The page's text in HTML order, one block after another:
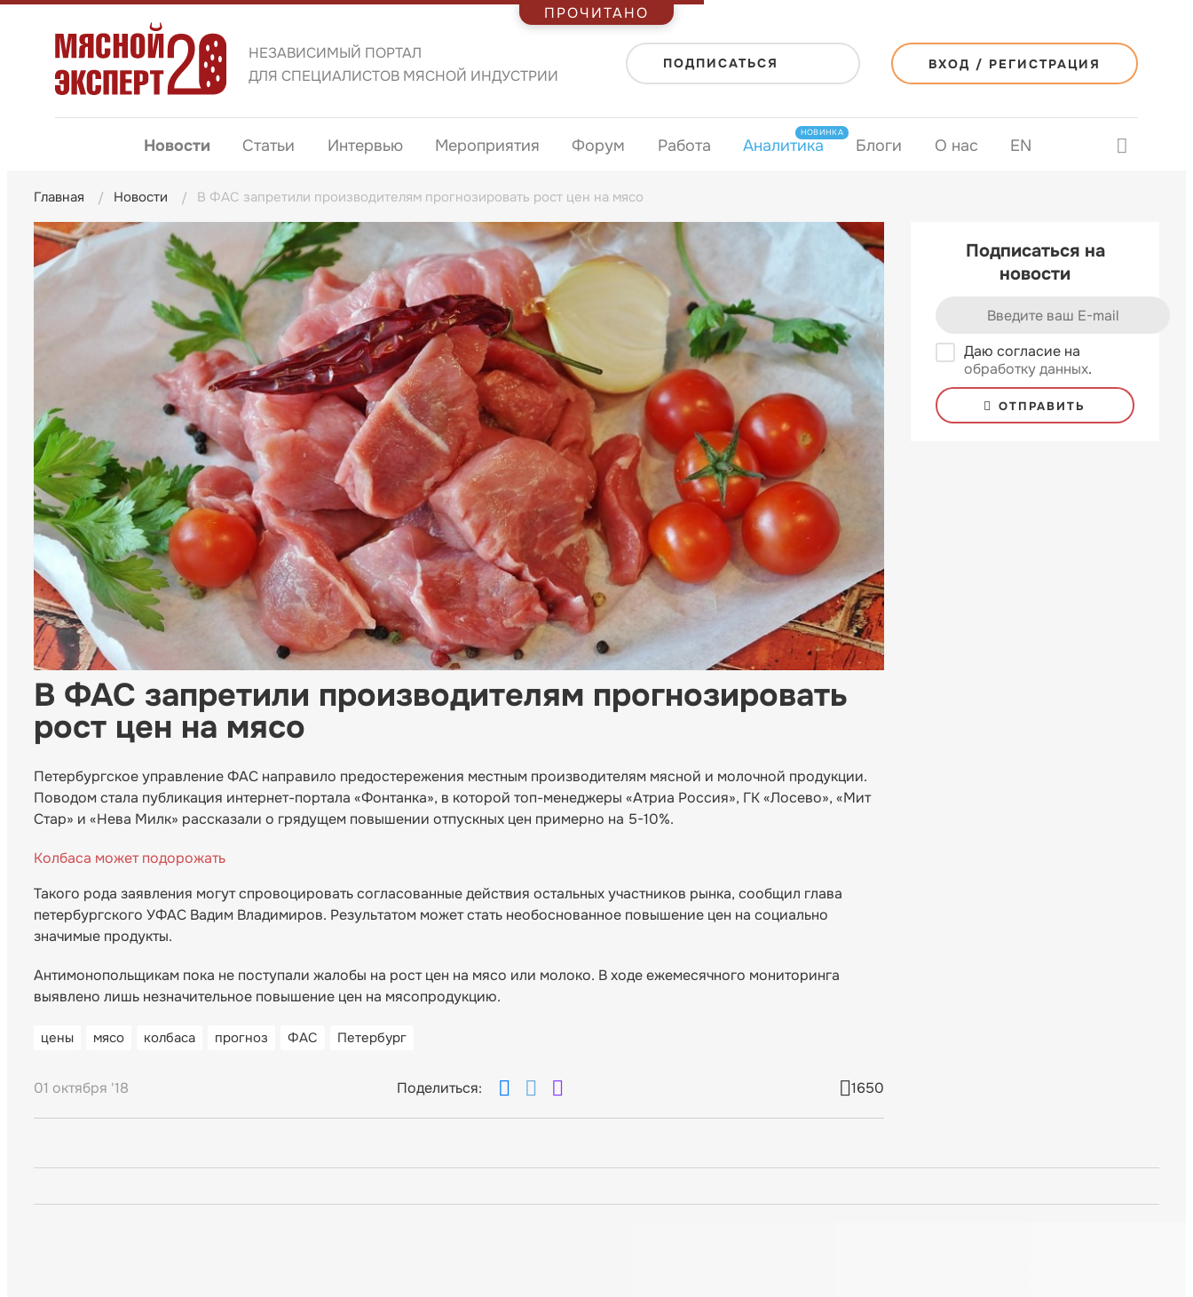
НЕЗАВИСИМЫЙ ПОРТАЛ
ДЛЯ СПЕЦИАЛИСТОВ МЯСНОЙ ИНДУСТРИИ
ПОДПИСАТЬСЯ ВХОД / РЕГИСТРАЦИЯ
Новости Статьи Интервью Мероприятия Форум Работа Аналитика
НОВИНКА
Блоги О нас EN
Главная Новости В ФАС запретили производителям прогнозировать рост цен на мясо
В ФАС запретили производителям прогнозировать
рост цен на мясо
Петербургское управление ФАС направило предостережения местным производителям мясной и молочной продукции.
Поводом стала публикация интернет-портала «Фонтанка», в которой топ-менеджеры «Атриа Россия», ГК «Лосево», «Мит
Стар» и «Нева Милк» рассказали о грядущем повышении отпускных цен примерно на 5-10%.
Колбаса может подорожать
Такого рода заявления могут спровоцировать согласованные действия остальных участников рынка, сообщил глава
петербургского УФАС Вадим Владимиров. Результатом может стать необоснованное повышение цен на социально
значимые продукты.
Антимонопольщикам пока не поступали жалобы на рост цен на мясо или молоко. В ходе ежемесячного мониторинга
выявлено лишь незначительное повышение цен на мясопродукцию.
цены мясо колбаса прогноз ФАС Петербург
01 октября '18 Поделиться: 1650
Подписаться на
новости
Даю согласие на
обработку данных.
ОТПРАВИТЬ
ПРОЧИТАНО